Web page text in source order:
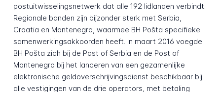
postuitwisselingsnetwerk dat alle 192 lidlanden verbindt.
Regionale banden zijn bijzonder sterk met Serbia,
Croatia en Montenegro, waarmee BH Pošta specifieke
samenwerkingsakkoorden heeft. In maart 2016 voegde
BH Pošta zich bij de Post of Serbia en de Post of
Montenegro bij het lanceren van een gezamenlijke
elektronische geldoverschrijvingsdienst beschikbaar bij
alle vestigingen van de drie operators, met betaling